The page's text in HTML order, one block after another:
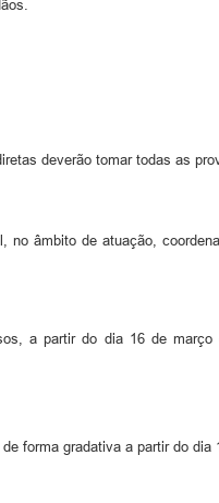
deverão tomar todas as
no âmbito de atuação,
a partir do dia 16 de
forma gradativa a partir do